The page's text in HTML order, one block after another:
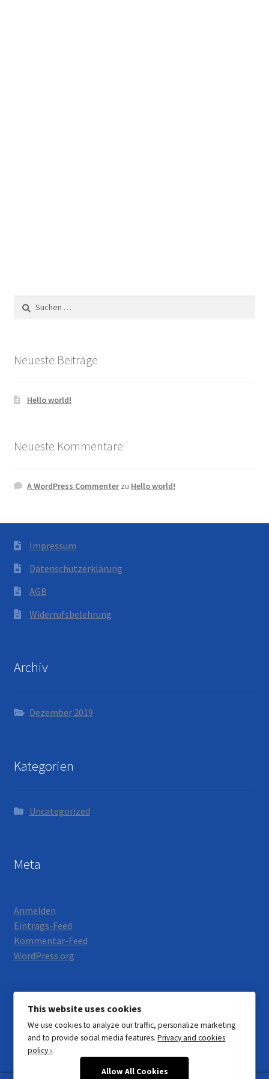
Suchen
nach:
Neueste Beiträge
Hello world!
Neueste Kommentare
A WordPress Commenterzu Hello world!
Impressum
Datenschutzerklärung
AGB
Widerrufsbelehrung
Archiv
Dezember 2019
Kategorien
Uncategorized
Meta
Anmelden
Eintrags-Feed
Kommentar-Feed
WordPress.org
© Motorrad Neumann 2026
Datenschutzerklärung
Erstellt mit WooCommerce
This website uses cookies
We use cookies to analyze our traffic, personalize marketing
and to provide social media features.Privacy and cookies
policy ›.
Allow All Cookies